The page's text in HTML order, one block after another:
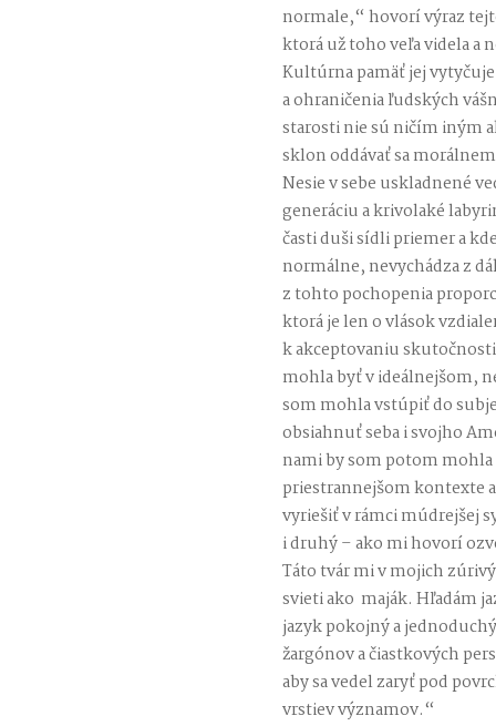
normale,“ hovorí výraz
ktorá už toho veľa videla a
Kultúrna pamäť jej
a ohraničenia ľudských
starosti nie sú ničím iným
sklon oddávať sa
Nesie v sebe uskladnené
generáciu a krivolaké
časti duši sídli priemer a
normálne, nevychádza z
z tohto pochopenia
ktorá je len o vlások
k akceptovaniu skutočnosti
mohla byť v ideálnejšom,
som mohla vstúpiť do
obsiahnuť seba i svojho
nami by som potom
priestrannejšom kontexte
vyriešiť v rámci múdrejšej
i druhý – ako mi hovorí
Táto tvár mi v mojich
svieti ako maják. Hľadám
jazyk pokojný a
žargónov a čiastkových
aby sa vedel zaryť pod
vrstiev významov.“